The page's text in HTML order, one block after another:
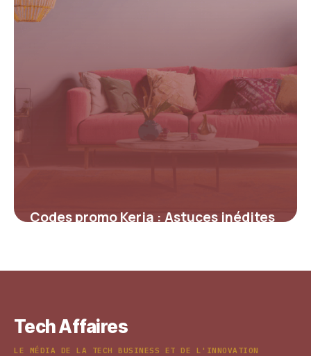
Codes promo Keria : Astuces inédites
Tech Affaires
LE MÉDIA DE LA TECH BUSINESS ET DE L'INNOVATION